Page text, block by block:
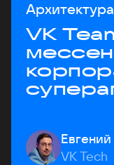
VK
VK Tech